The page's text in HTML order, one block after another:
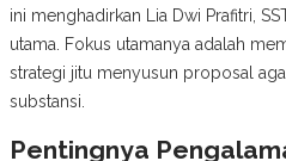
ini menghadirkan Lia Dwi Prafitri,
utama. Fokus utamanya adalah
strategi jitu menyusun proposal
substansi.
Pentingnya